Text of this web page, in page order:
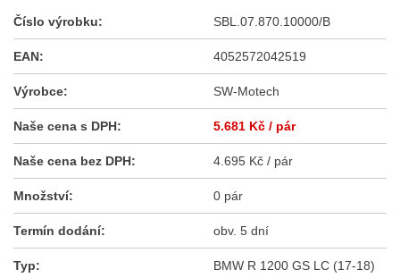
Číslo výrobku: SBL.07.870.10000/B
EAN: 4052572042519
Výrobce: SW-Motech
Naše cena s DPH: 5.681 Kč / pár
Naše cena bez DPH: 4.695 Kč / pár
Množství: 0 pár
Termín dodání: obv. 5 dní
Typ: BMW R 1200 GS LC (17-18)